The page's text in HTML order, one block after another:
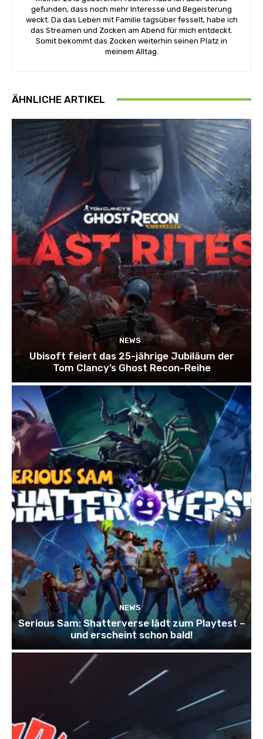
gefunden, dass noch mehr Interesse und Begeisterung
weckt. Da das Leben mit Familie tagsüber fesselt, habe ich
das Streamen und Zocken am Abend für mich entdeckt.
Somit bekommt das Zocken weiterhin seinen Platz in
meinem Alltag.
ÄHNLICHE ARTIKEL
NEWS
Ubisoft feiert das 25-jährige Jubiläum der
Tom Clancy’s Ghost Recon-Reihe
NEWS
Serious Sam: Shatterverse lädt zum Playtest –
und erscheint schon bald!